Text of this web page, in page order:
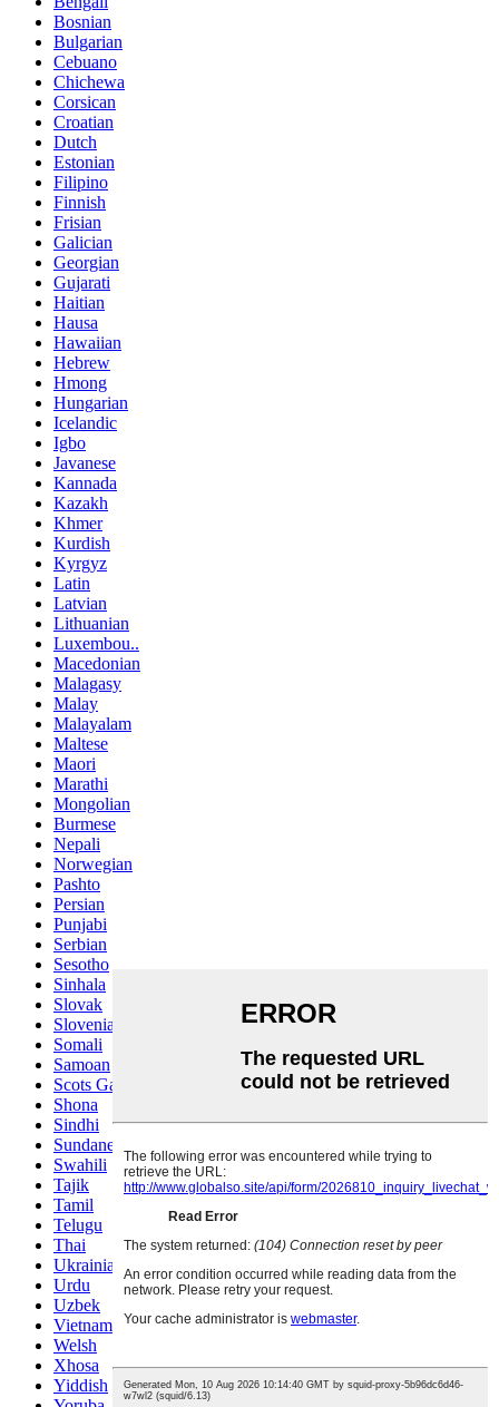
Bosnian
Bulgarian
Cebuano
Chichewa
Corsican
Croatian
Dutch
Estonian
Filipino
Finnish
Frisian
Galician
Georgian
Gujarati
Haitian
Hausa
Hawaiian
Hebrew
Hmong
Hungarian
Icelandic
Igbo
Javanese
Kannada
Kazakh
Khmer
Kurdish
Kyrgyz
Latin
Latvian
Lithuanian
Luxembou..
Macedonian
Malagasy
Malay
Malayalam
Maltese
Maori
Marathi
Mongolian
Burmese
Nepali
Norwegian
Pashto
Persian
Punjabi
Serbian
Sesotho
Sinhala
Slovak
Slovenian
Somali
Samoan
Scots Gaelic
Shona
Sindhi
Sundanese
Swahili
Tajik
Tamil
Telugu
Thai
Ukrainian
Urdu
Uzbek
Vietnamese
Welsh
Xhosa
Yiddish